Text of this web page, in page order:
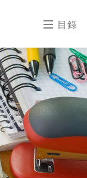
目錄